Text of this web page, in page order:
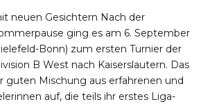
neuen Gesichtern Nach der
ging es am 6. September
Bonn) zum ersten Turnier der
B West nach Kaiserslautern. Das
guten Mischung aus erfahrenen und
auf, die teils ihr erstes Liga-